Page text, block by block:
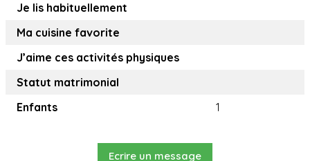
Je lis habituellement
Ma cuisine favorite
J’aime ces activités physiques
Statut matrimonial
Enfants
1
Ecrire un message